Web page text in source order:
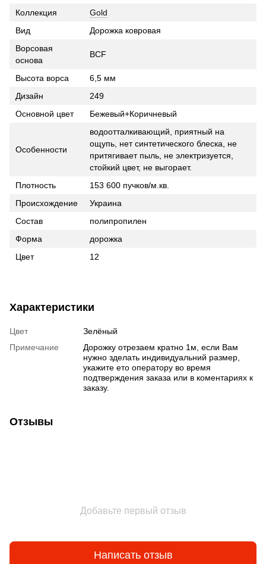
Коллекция
Gold
Вид
Дорожка ковровая
Ворсовая
основа
BCF
Высота ворса
6,5 мм
Дизайн
249
Основной цвет
Бежевый+Коричневый
Особенности
водоотталкивающий, приятный на
ощупь, нет синтетического блеска, не
притягивает пыль, не электризуется,
стойкий цвет, не выгорает.
Плотность
153 600 пучков/м.кв.
Происхождение
Украина
Состав
полипропилен
Форма
дорожка
Цвет
12
Характеристики
Цвет
Зелёный
Примечание
Дорожку отрезаем кратно 1м, если Вам
нужно зделать индивидуальний размер,
укажите ето оператору во время
подтверждения заказа или в коментариях к
заказу.
Отзывы
Добавьте первый отзыв
Написать отзыв